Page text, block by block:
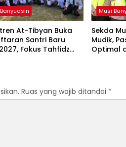
At-Tibyan Buka
Santri Baru
Fokus Tahfidz
Musi
Sekda
Mudik,
Optimal
Ruas yang wajib ditandai *